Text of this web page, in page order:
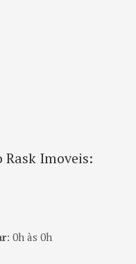
Imoveis:
: 0h às 0h